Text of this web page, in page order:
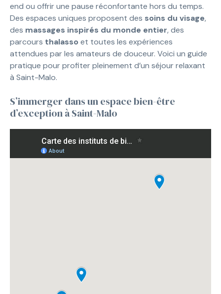
end ou offrir une pause réconfortante hors du temps.
Des espaces uniques proposent des soins du visage,
des massages inspirés du monde entier, des
parcours thalasso et toutes les expériences
attendues par les amateurs de douceur. Voici un guide
pratique pour profiter pleinement d’un séjour relaxant
à Saint-Malo.
S’immerger dans un espace bien-être
d’exception à Saint-Malo